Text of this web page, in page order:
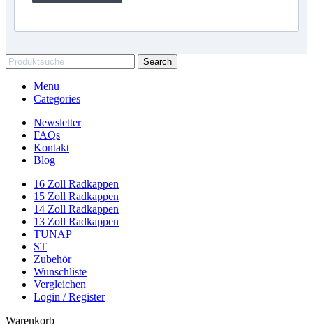
Search
Menu
Categories
Newsletter
FAQs
Kontakt
Blog
16 Zoll Radkappen
15 Zoll Radkappen
14 Zoll Radkappen
13 Zoll Radkappen
TUNAP
ST
Zubehör
Wunschliste
Vergleichen
Login / Register
Warenkorb